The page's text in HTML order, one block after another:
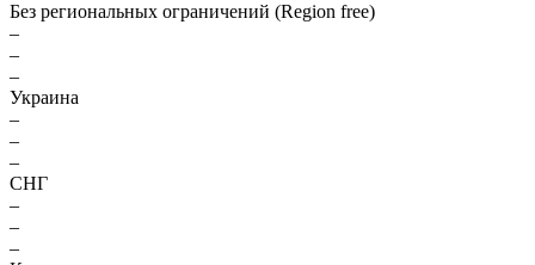
Без региональных ограничений (Region free)
–
–
–
Украина
–
–
–
СНГ
–
–
–